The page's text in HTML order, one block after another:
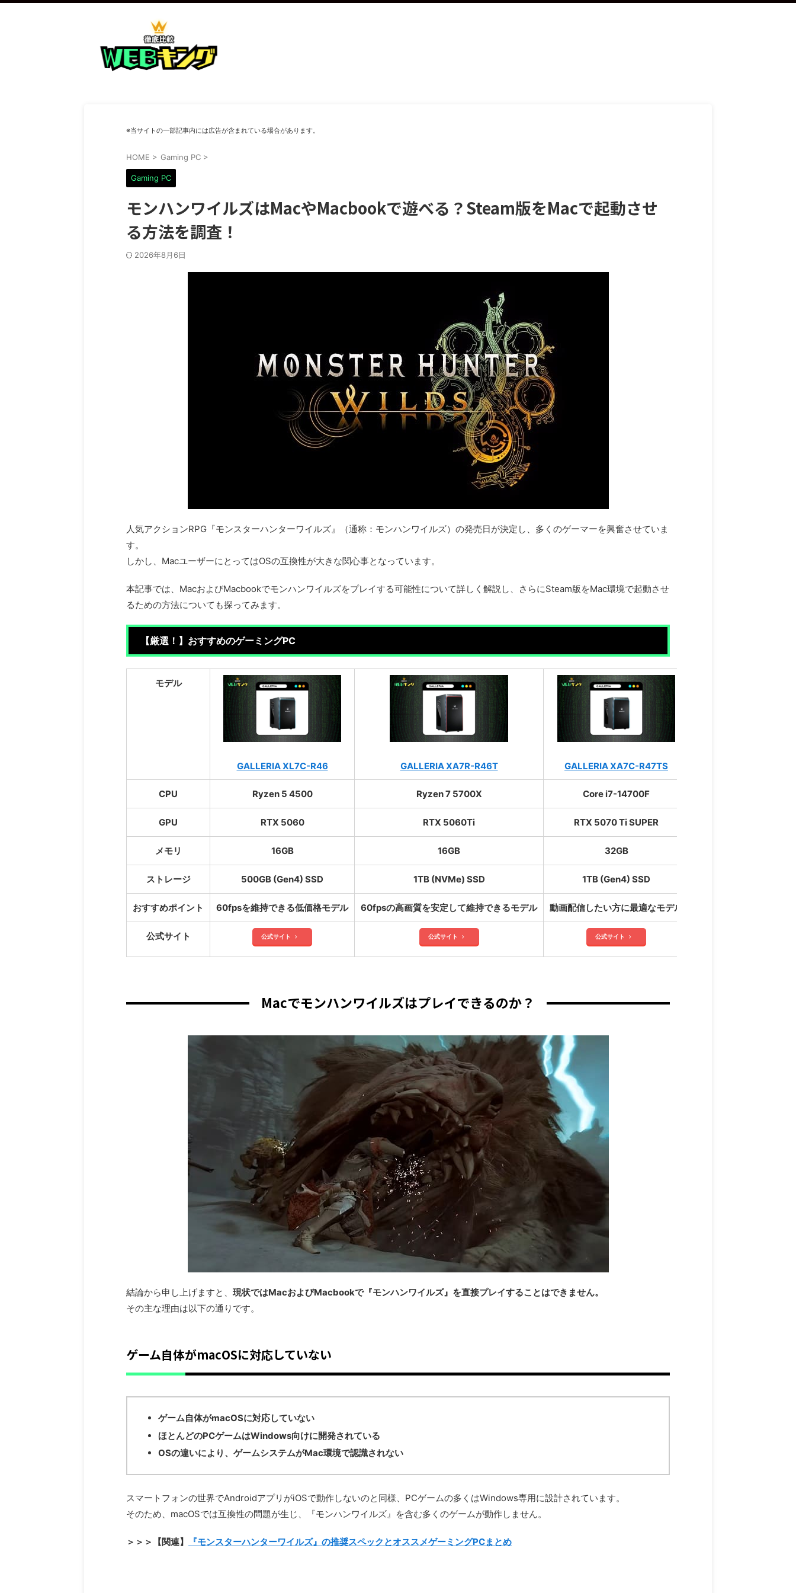
※当サイトの一部記事内には広告が含まれている場合があります。
HOME > Gaming PC >
Gaming PC
モンハンワイルズはMacやMacbookで遊べる？Steam版をMacで起動させ
る方法を調査！
2026年8月6日
人気アクションRPG『モンスターハンターワイルズ』（通称：モンハンワイルズ）の発売日が決定し、多くのゲーマーを興奮させていま
す。
しかし、MacユーザーにとってはOSの互換性が大きな関心事となっています。
本記事では、MacおよびMacbookでモンハンワイルズをプレイする可能性について詳しく解説し、さらにSteam版をMac環境で起動させ
るための方法についても探ってみます。
【厳選！】おすすめのゲーミングPC
モデル
GALLERIA XL7C-R46 GALLERIA XA7R-R46T GALLERIA XA7C-R47TS
CPU Ryzen 5 4500 Ryzen 7 5700X Core i7-14700F
GPU RTX 5060 RTX 5060Ti RTX 5070 Ti SUPER
メモリ 16GB 16GB 32GB
ストレージ 500GB (Gen4) SSD 1TB (NVMe) SSD 1TB (Gen4) SSD
おすすめポイント 60fpsを維持できる低価格モデル 60fpsの高画質を安定して維持できるモデル 動画配信したい方に最適なモデル
公式サイト 公式サイト 公式サイト 公式サイト
Macでモンハンワイルズはプレイできるのか？
結論から申し上げますと、 現状ではMacおよびMacbookで『モンハンワイルズ』を直接プレイすることはできません。
その主な理由は以下の通りです。
ゲーム自体がmacOSに対応していない
ゲーム自体がmacOSに対応していない
ほとんどのPCゲームはWindows向けに開発されている
OSの違いにより、ゲームシステムがMac環境で認識されない
スマートフォンの世界でAndroidアプリがiOSで動作しないのと同様、PCゲームの多くはWindows専用に設計されています。
そのため、macOSでは互換性の問題が生じ、『モンハンワイルズ』を含む多くのゲームが動作しません。
＞＞＞【関連】 『モンスターハンターワイルズ』の推奨スペックとオススメゲーミングPCまとめ